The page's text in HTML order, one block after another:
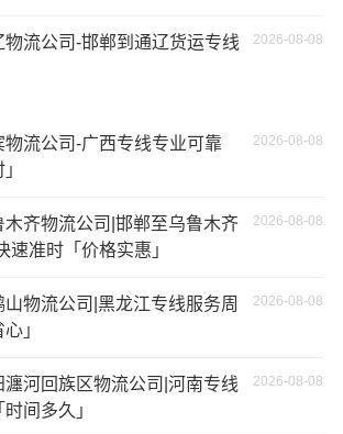
阿勒泰物流公司费用与时效仅供参考，
资费请电话咨询。
较特殊，请您托运之前仔细清点您所托
安排仓库存放。
见或建议，我们会认真对待并及时把处
非常感谢您对我们的支持，我们将为客
2026-08-08
物流公司-邯郸到通辽货运专线
2026-08-08
物流公司-广西专线专业可靠
2026-08-08
木齐物流公司|邯郸至乌鲁木齐
速准时「价格实惠」
2026-08-08
物流公司|黑龙江专线服务周
」
2026-08-08
瀍河回族区物流公司|河南专线
间多久」